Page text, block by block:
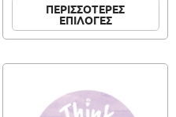
ΠΕΡΙΣΣΟΤΕΡΕΣ
ΕΠΙΛΟΓΕΣ